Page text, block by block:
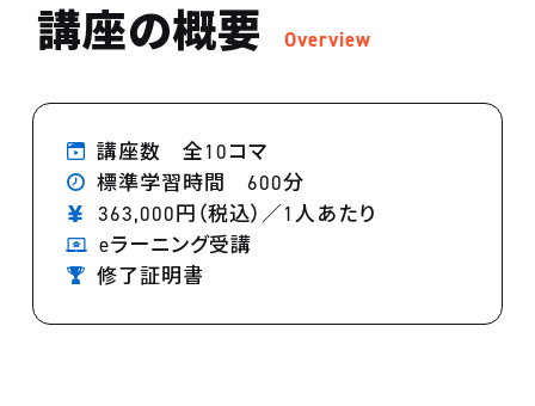
講座の概要 Overview
講座数 全10コマ
標準学習時間 600分
363,000円（税込）／1人あたり
eラーニング受講
修了証明書